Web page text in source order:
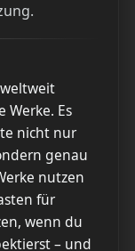
Werke. Es
nicht nur
genau
nutzen
für
wenn du
– und